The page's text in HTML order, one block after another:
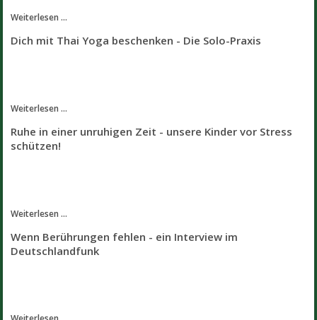
Weiterlesen ...
Dich mit Thai Yoga beschenken - Die Solo-Praxis
Weiterlesen ...
Ruhe in einer unruhigen Zeit - unsere Kinder vor Stress
schützen!
Weiterlesen ...
Wenn Berührungen fehlen - ein Interview im
Deutschlandfunk